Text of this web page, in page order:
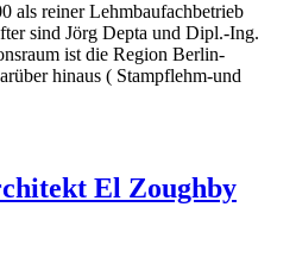
als reiner Lehmbaufachbetrieb
sind Jörg Depta und Dipl.-Ing.
ist die Region Berlin-
hinaus ( Stampflehm-und
El Zoughby